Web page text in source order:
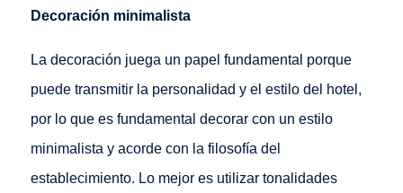
Decoración minimalista
La decoración juega un papel fundamental porque
puede transmitir la personalidad y el estilo del hotel,
por lo que es fundamental decorar con un estilo
minimalista y acorde con la filosofía del
establecimiento. Lo mejor es utilizar tonalidades